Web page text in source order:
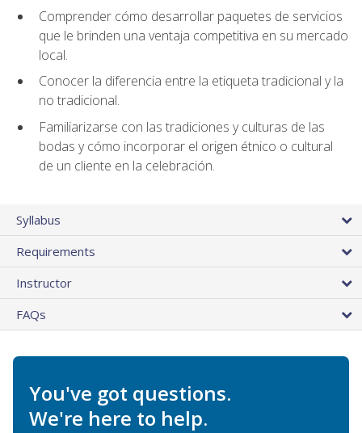
Comprender cómo desarrollar paquetes de servicios
que le brinden una ventaja competitiva en su mercado
local.
Conocer la diferencia entre la etiqueta tradicional y la
no tradicional.
Familiarizarse con las tradiciones y culturas de las
bodas y cómo incorporar el origen étnico o cultural
de un cliente en la celebración.
Syllabus
Requirements
Instructor
FAQs
You've got questions.
We're here to help.